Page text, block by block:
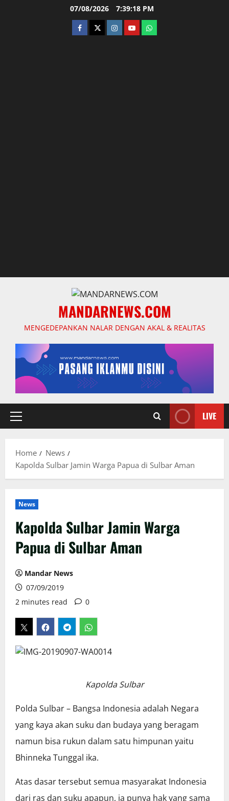
07/08/2026 7:39:20 PM
facebooktwitterinstagram.com
youtubewhatsapp
MANDARNEWS.COM
MENGEDEPANKAN NALAR DENGAN AKAL & REALITAS
Primary
LIVE
Home
News
Kapolda Sulbar Jamin Warga Papua di Sulbar Aman
News
Kapolda Sulbar Jamin Warga
Papua di Sulbar Aman
Mandar News
07/09/2019
2 minutes read
0
Kapolda Sulbar
Polda Sulbar – Bangsa Indonesia adalah Negara
yang kaya akan suku dan budaya yang beragam
namun bisa rukun dalam satu himpunan yaitu
Bhinneka Tunggal ika.
Atas dasar tersebut semua masyarakat Indonesia
dari ras dan suku apapun, ia punya hak yang sama